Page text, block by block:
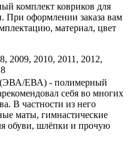
комплект ковриков для
При оформлении заказа вам
материал, цвет
2009, 2010, 2011, 2012,
(ЭВА/ЕВА) - полимерный
себя во многих
В частности из него
маты, гимнастические
обуви, шлёпки и прочую